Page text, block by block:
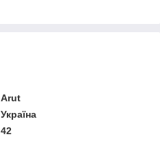
Arut
Україна
42